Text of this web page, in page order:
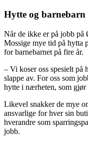
Hytte og barnebarn
Når de ikke er på jobb på
Mossige mye tid på hytta
for barnebarnet på fire år.
– Vi koser oss spesielt på
slappe av. For oss som
hytte i nærheten, som gjør
Likevel snakker de mye
ansvarlige for hver sin
hverandre som
jobb.